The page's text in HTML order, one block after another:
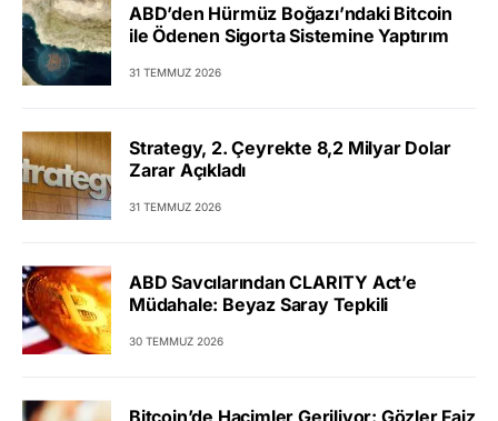
ABD’den Hürmüz Boğazı’ndaki Bitcoin
ile Ödenen Sigorta Sistemine Yaptırım
31 TEMMUZ 2026
Strategy, 2. Çeyrekte 8,2 Milyar Dolar
Zarar Açıkladı
31 TEMMUZ 2026
ABD Savcılarından CLARITY Act’e
Müdahale: Beyaz Saray Tepkili
30 TEMMUZ 2026
Bitcoin’de Hacimler Geriliyor: Gözler Faiz